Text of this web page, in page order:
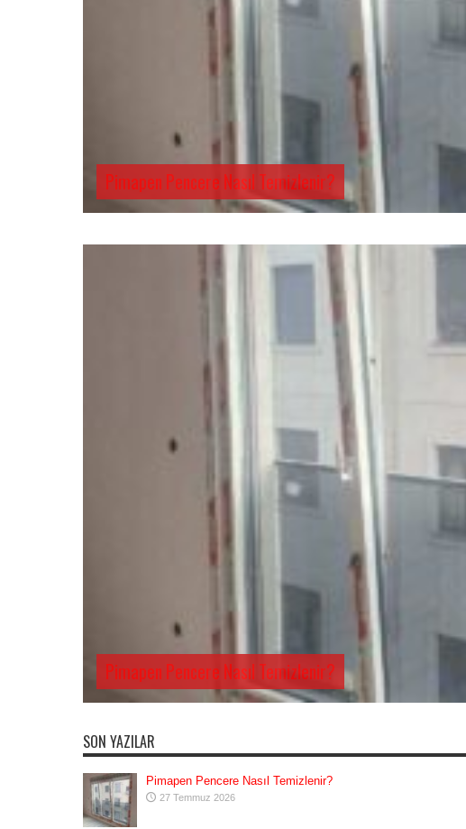
Pimapen Pencere Nasıl Temizlenir?
Pimapen Pencere Nasıl Temizlenir?
SON YAZILAR
Pimapen Pencere Nasıl Temizlenir?
27 Temmuz 2026